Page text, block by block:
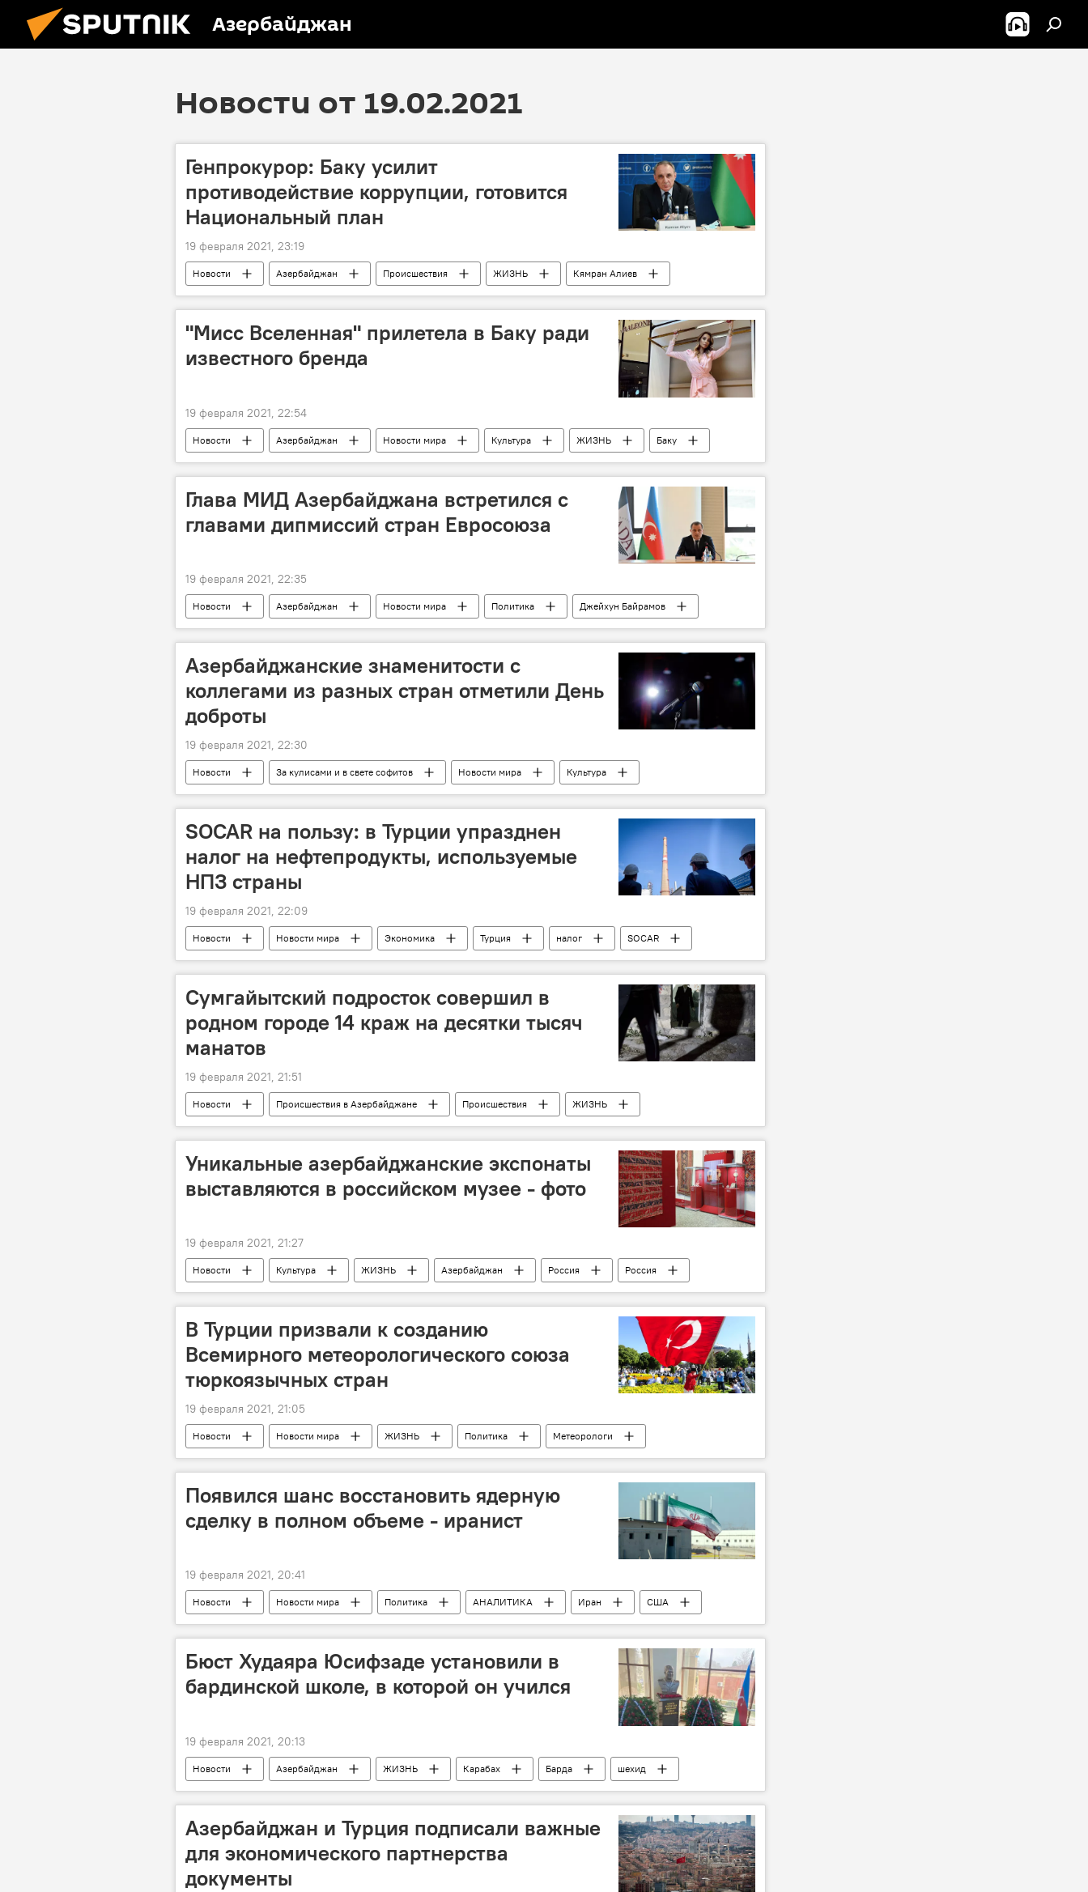
Азербайджан
Новости от 19.02.2021
Генпрокурор: Баку усилит
противодействие коррупции, готовится
Национальный план
19 февраля 2021, 23:19
Новости Азербайджан Происшествия ЖИЗНЬ
Кямран Алиев
Генпрокуратура Азербайджана
Борьба с коррупцией План
"Мисс Вселенная" прилетела в Баку ради
известного бренда
19 февраля 2021, 22:54
Новости Азербайджан Новости мира Культура ЖИЗНЬ
Баку
модель
Бренд
Глава МИД Азербайджана встретился с
главами дипмиссий стран Евросоюза
19 февраля 2021, 22:35
Новости Азербайджан Новости мира Политика Джейхун Байрамов
Азербайджанские знаменитости с
коллегами из разных стран отметили День
доброты
19 февраля 2021, 22:30
Новости За кулисами и в свете софитов Новости мира
Культура
ЖИЗНЬ
концерт Благотворительность
SOCAR на пользу: в Турции упразднен
налог на нефтепродукты, используемые
НПЗ страны
19 февраля 2021, 22:09
Новости Новости мира Экономика Турция налог SOCAR
Сумгайытский подросток совершил в
родном городе 14 краж на десятки тысяч
манатов
19 февраля 2021, 21:51
Новости Происшествия в Азербайджане Происшествия
ЖИЗНЬ
Сумгайыт
Кражи Подросток
Уникальные азербайджанские экспонаты
выставляются в российском музее - фото
19 февраля 2021, 21:27
Новости Культура ЖИЗНЬ Азербайджан Россия
Россия
Экспонаты
Азербайджанский государственный музей ковра
В Турции призвали к созданию
Всемирного метеорологического союза
тюркоязычных стран
19 февраля 2021, 21:05
Новости Новости мира ЖИЗНЬ Политика
Метеорологи
Турция
Появился шанс восстановить ядерную
сделку в полном объеме - иранист
19 февраля 2021, 20:41
Новости Новости мира Политика АНАЛИТИКА Иран
США
Ядерная сделка
Что происходит на иранской АЭС "Бушер"
Бюст Худаяра Юсифзаде установили в
бардинской школе, в которой он учился
19 февраля 2021, 20:13
Новости Азербайджан ЖИЗНЬ Карабах Барда
шехид
бюст
Азербайджан и Турция подписали важные
для экономического партнерства
документы